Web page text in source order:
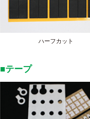
ハーフカット
■テープ